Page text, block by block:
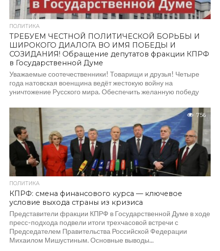
ПОЛИТИКА
ТРЕБУЕМ ЧЕСТНОЙ ПОЛИТИЧЕСКОЙ БОРЬБЫ И
ШИРОКОГО ДИАЛОГА ВО ИМЯ ПОБЕДЫ И
СОЗИДАНИЯ! Обращение депутатов фракции КПРФ
в Государственной Думе
Уважаемые соотечественники! Товарищи и друзья! Четыре
года натовская военщина ведёт жестокую войну на
уничтожение Русского мира. Обеспечить желанную победу
756
ПОЛИТИКА
КПРФ: смена финансового курса — ключевое
условие выхода страны из кризиса
Представители фракции КПРФ в Государственной Думе в ходе
пресс-подхода подвели итоги трехчасовой встречи с
Председателем Правительства Российской Федерации
Михаилом Мишустиным. Основные выводы...